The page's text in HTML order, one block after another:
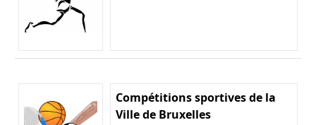
Compétitions sportives de la
Ville de Bruxelles